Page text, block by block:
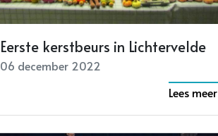
Eerste kerstbeurs in Lichtervelde
06 december 2022
Lees meer